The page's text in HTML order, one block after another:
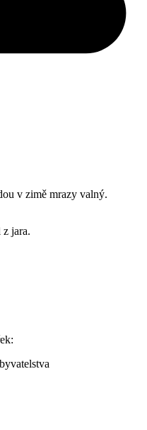
v zimě mrazy valný.
jara.